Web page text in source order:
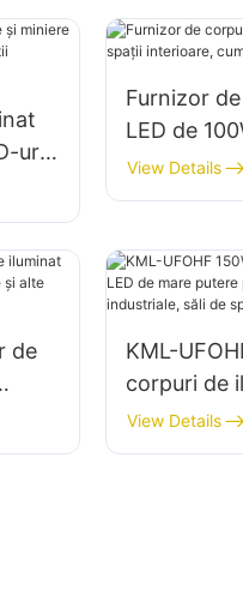
uri
de
Furnizor
LED de
interioare,
industriale
View Details
de
KML-
corpuri de
putere
în fabrici
View Details